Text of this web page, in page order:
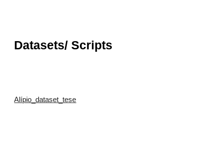
Datasets/ Scripts
Alípio_dataset_tese